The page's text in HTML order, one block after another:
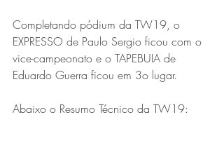
Completando pódium da TW19, o
EXPRESSO de Paulo Sergio ficou com o
vice-campeonato e o TAPEBUIA de
Eduardo Guerra ficou em 3o lugar.
Abaixo o Resumo Técnico da TW19: